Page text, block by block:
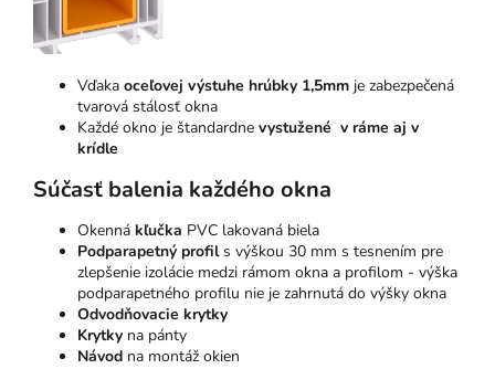
Vďaka oceľovej výstuhe hrúbky 1,5mm je zabezpečená
tvarová stálosť okna
Každé okno je štandardne vystužené v ráme aj v
krídle
Súčasť balenia každého okna
Okenná kľučka PVC lakovaná biela
Podparapetný profils výškou 30 mm s tesnením pre
zlepšenie izolácie medzi rámom okna a profilom - výška
podparapetného profilu nie je zahrnutá do výšky okna
Odvodňovacie krytky
Krytky na pánty
Návod na montáž okien